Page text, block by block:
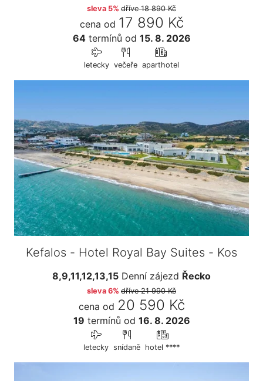
sleva 5% dříve18 890 Kč
cena od 17 890 Kč
64termínů od 15. 8. 2026
letecky večeře aparthotel
Kefalos - Hotel Royal Bay Suites - Kos
8,9,11,12,13,15 Denní zájezd Řecko
sleva 6% dříve21 990 Kč
cena od 20 590 Kč
19 termínů od 16. 8. 2026
letecky snídaně hotel ****